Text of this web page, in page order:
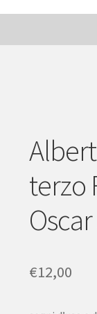
terzo
€12,00